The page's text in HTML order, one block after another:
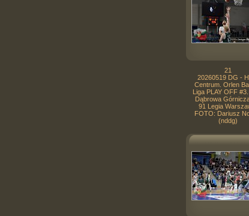
21
20260519 DG -
Centrum. Orlen
Liga PLAY OFF
Dąbrowa
91 Legia
FOTO: Dariusz
(nddg)